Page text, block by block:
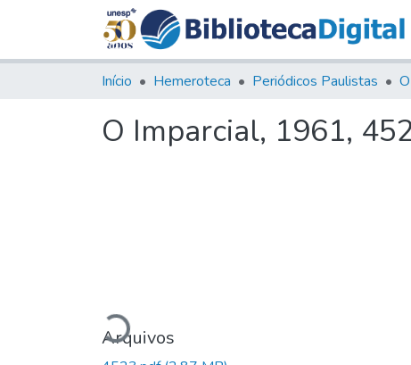
Início Hemeroteca Periódicos Paulistas
O Imparcial, 1961,
Carregando...
Arquivos